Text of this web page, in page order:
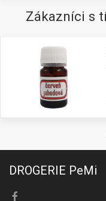
Zákazníci s
DROGERIE PeMi